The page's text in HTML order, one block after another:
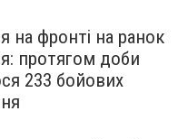
на фронті на ранок
протягом доби
233 бойових